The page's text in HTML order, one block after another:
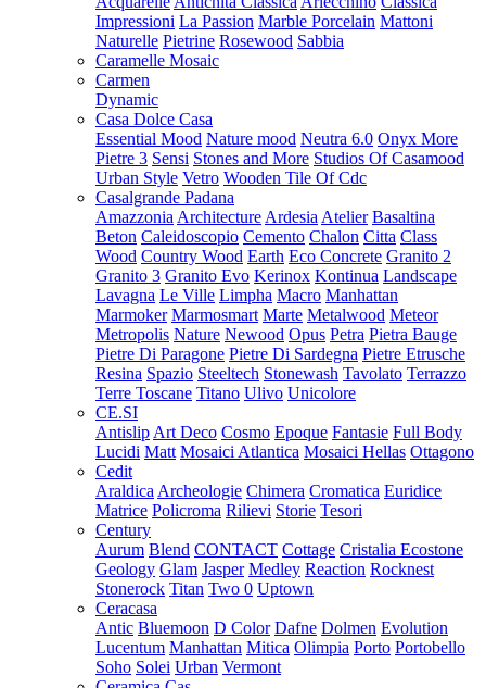
Impressioni La Passion Marble Porcelain Mattoni
Naturelle Pietrine Rosewood Sabbia
Caramelle Mosaic
Carmen
Dynamic
Casa Dolce Casa
Essential Mood Nature mood Neutra 6.0 Onyx More
Pietre 3 Sensi Stones and More Studios Of Casamood
Urban Style Vetro Wooden Tile Of Cdc
Casalgrande Padana
Amazzonia Architecture Ardesia Atelier Basaltina
Beton Caleidoscopio Cemento Chalon Citta Class
Wood Country Wood Earth Eco Concrete Granito 2
Granito 3 Granito Evo Kerinox Kontinua Landscape
Lavagna Le Ville Limpha Macro Manhattan
Marmoker Marmosmart Marte Metalwood Meteor
Metropolis Nature Newood Opus Petra Pietra Bauge
Pietre Di Paragone Pietre Di Sardegna Pietre Etrusche
Resina Spazio Steeltech Stonewash Tavolato Terrazzo
Terre Toscane Titano Ulivo Unicolore
CE.SI
Antislip Art Deco Cosmo Epoque Fantasie Full Body
Lucidi Matt Mosaici Atlantica Mosaici Hellas Ottagono
Cedit
Araldica Archeologie Chimera Cromatica Euridice
Matrice Policroma Rilievi Storie Tesori
Century
Aurum Blend CONTACT Cottage Cristalia Ecostone
Geology Glam Jasper Medley Reaction Rocknest
Stonerock Titan Two 0 Uptown
Ceracasa
Antic Bluemoon D Color Dafne Dolmen Evolution
Lucentum Manhattan Mitica Olimpia Porto Portobello
Soho Solei Urban Vermont